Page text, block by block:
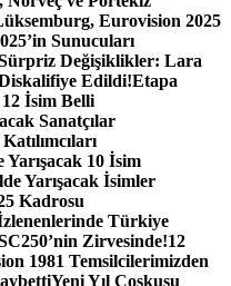
Eurovision 2025
Sunucuları
Değişiklikler: Lara
Edildi!Etapa
İsim Belli
Sanatçılar
10 İsim
Yarışacak İsimler
Kadrosu
Türkiye
Zirvesinde!12
1981 Temsilcilerimizden
Yeni Yıl Coşkusu